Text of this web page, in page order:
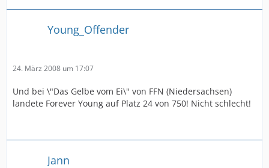
Young_Offender
24. März 2008 um 17:07
Und bei \"Das Gelbe vom Ei\" von FFN (Niedersachsen)
landete Forever Young auf Platz 24 von 750! Nicht schlecht!
Jann